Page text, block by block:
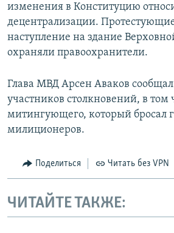
изменения в Конституцию
децентрализации.
наступление на здание
охраняли правоохранители.
Глава МВД Арсен Аваков
участников столкновений, в том
митингующего, который бросал
милиционеров.
Поделиться Читать без VPN
ЧИТАЙТЕ ТАКЖЕ: